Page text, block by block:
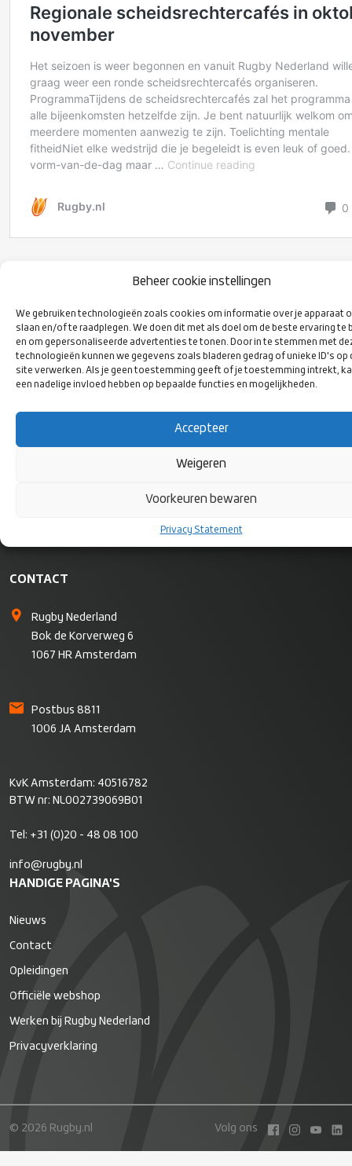
Beheer cookie instellingen
We gebruiken technologieën zoals cookies om informatie over je apparaat
slaan en/of te raadplegen. We doen dit met als doel om de beste ervaring te
en om gepersonaliseerde advertenties te tonen. Door in te stemmen met
technologieën kunnen we gegevens zoals bladeren gedrag of unieke ID's op
site verwerken. Als je geen toestemming geeft of je toestemming intrekt,
een nadelige invloed hebben op bepaalde functies en mogelijkheden.
Accepteer
Weigeren
Voorkeuren bewaren
Privacy Statement
VOLG ONS
OP SOCIAL
MEDIA
CONTACT
Rugby Nederland
Bok de Korverweg 6
1067 HR Amsterdam
Postbus 8811
1006 JA Amsterdam
KvK Amsterdam: 40516782
BTW nr: NL002739069B01
Tel: +31 (0)20 - 48 08 100
info@rugby.nl
HANDIGE PAGINA'S
Nieuws
Contact
Opleidingen
Officiële webshop
Werken bij Rugby Nederland
Privacyverklaring
© 2026 Rugby.nl Volg ons